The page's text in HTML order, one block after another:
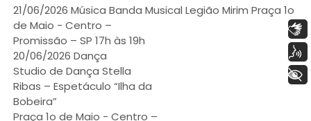
21/06/2026 Música Banda Musical Legião Mirim Praça 1o
de Maio - Centro –
Promissão – SP 17h às 19h
20/06/2026 Dança
Studio de Dança Stella
Ribas – Espetáculo “Ilha da
Bobeira”
Praça 1o de Maio - Centro –